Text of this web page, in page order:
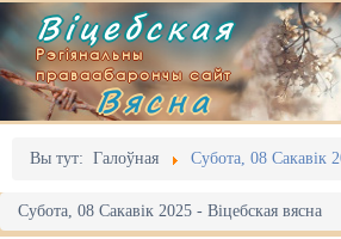
Віцебская
Рэгіянальны
праваабарончы сайт
Вясна
Вы тут: Галоўная Субота, 08 Сакавік
Субота, 08 Сакавік 2025 - Віцебская вясна
Галоўная
Адміністрацыйны перасьлед
Акцыі
Выданьні
Відэа